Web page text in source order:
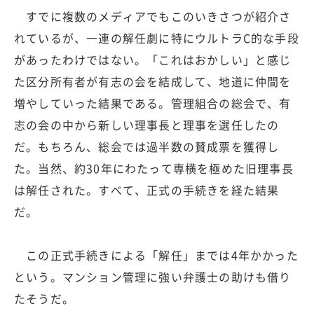
すでに複数のメディアでもこのいきさつが紹介さ
れているが、一連の解任劇に特にウルトラC的な手段
があったわけではない。「これはおかしい」と感じ
た区分所有者が有志の会を結成して、地道に仲間を
増やしていった結果である。管理組合の総会で、有
志の会の中から新しい理事長と理事を選任したの
だ。もちろん、総会では過半数の賛成票を獲得し
た。当然、約30年にわたって専横を極めた旧理事長
は解任された。すべて、正式の手続きを経た結果
だ。
この正式手続きによる「解任」までは4年かかった
という。マンション管理に強い弁護士の助けも借り
たそうだ。